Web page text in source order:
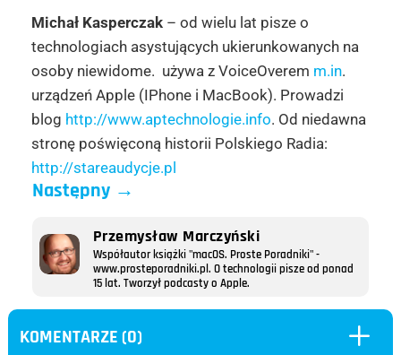
Michał Kasperczak– od wielu lat pisze o
technologiach asystujących ukierunkowanych na
osoby niewidome. używa z VoiceOverem m.in.
urządzeń Apple (IPhone i MacBook). Prowadzi
blog http://www.aptechnologie.info. Od niedawna
stronę poświęconą historii Polskiego Radia:
http://stareaudycje.pl
Następny→
Przemysław Marczyński
Współautor książki "macOS. Proste Poradniki" -
www.prosteporadniki.pl. O technologii pisze od ponad
15 lat. Tworzył podcasty o Apple.
KOMENTARZE (0) L